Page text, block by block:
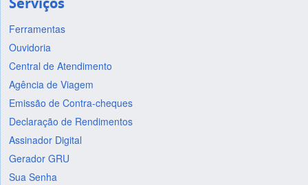
Ferramentas
Ouvidoria
Central de Atendimento
Agência de Viagem
Emissão de Contra-cheques
Declaração de Rendimentos
Assinador Digital
Gerador GRU
Sua Senha